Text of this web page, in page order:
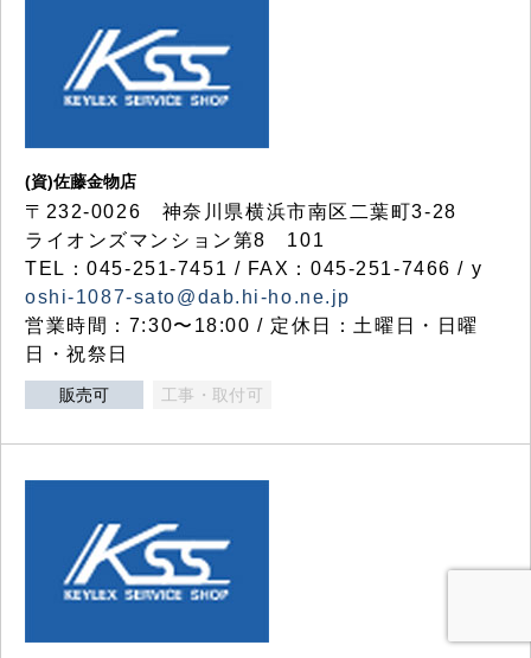
(資)佐藤金物店
〒232-0026 神奈川県横浜市南区二葉町3-28
ライオンズマンション第8 101
TEL：045-251-7451 / FAX：045-251-7466 / y
oshi-1087-sato@dab.hi-ho.ne.jp
営業時間：7:30〜18:00 / 定休日：土曜日・日曜
日・祝祭日
販売可 工事・取付可